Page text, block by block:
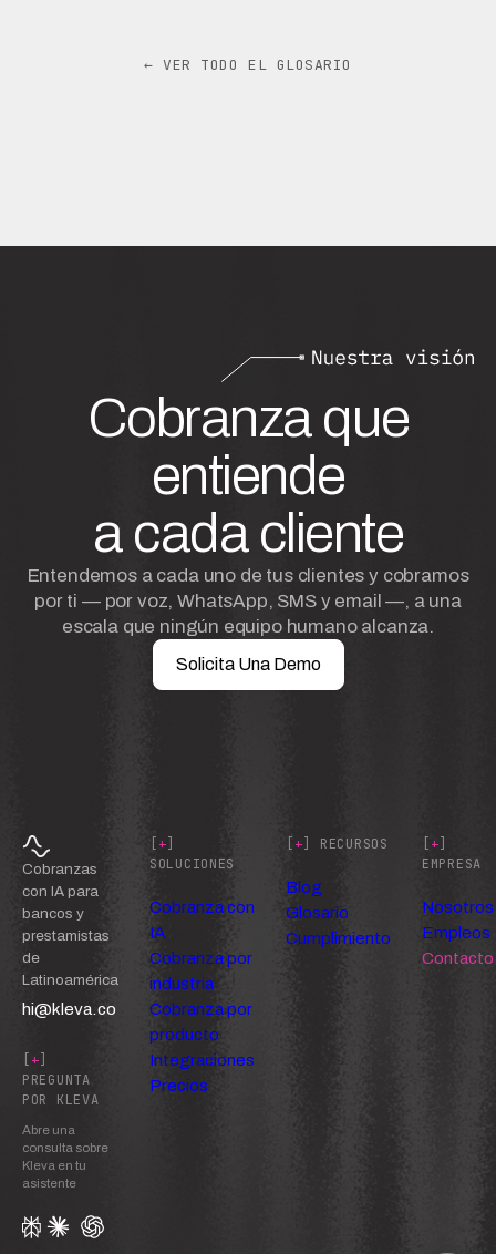
← VER TODO EL GLOSARIO
Cobranza que
entiende
a cada cliente
Entendemos a cada uno de tus clientes y cobramos
por ti — por voz, WhatsApp, SMS y email —, a una
escala que ningún equipo humano alcanza.
Solicita Una Demo
Cobranzas
con IA para
bancos y
prestamistas
de
Latinoamérica
hi@kleva.co
+
PREGUNTA
POR KLEVA
Abre una
consulta sobre
Kleva en tu
asistente
+
SOLUCIONES
Cobranza con
IA
Cobranza por
industria
Cobranza por
producto
Integraciones
Precios
+ ] RECURSOS
Blog
Glosario
Cumplimiento
+
EMPRESA
Nosotros
Empleos
Contacto